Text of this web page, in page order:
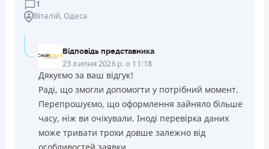
1
Віталій, Одеса
Відповідь представника
23 липня 2026 р. о 11:18
Дякуємо за ваш відгук!
Раді, що змогли допомогти у потрібний момент.
Перепрошуємо, що оформлення зайняло більше
часу, ніж ви очікували. Іноді перевірка даних
може тривати трохи довше залежно від